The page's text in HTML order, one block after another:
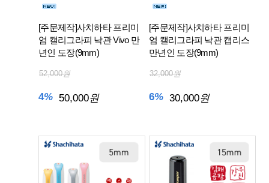
[주문제작]사치하타 프리미
엄 캘리그라피 낙관 Vivo 만
년인 도장(9mm)
52,000원
4% 50,000원
[주문제작]사치하타 프리미
엄 캘리그라피 낙관 캡리스
만년인 도장(9mm)
32,000원
6% 30,000원